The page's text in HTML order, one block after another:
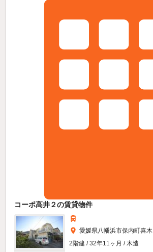
コーポ高井２の賃貸物件
愛媛県八幡浜市保内町喜木
2階建 / 32年11ヶ月 / 木造